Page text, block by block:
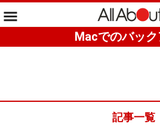
Macでのバッ
記事一覧